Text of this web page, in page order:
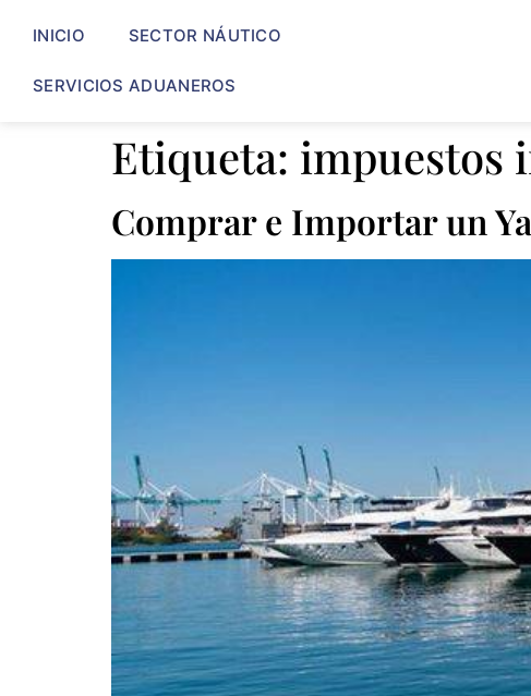
INICIO SECTOR NÁUTICO
SERVICIOS ADUANEROS
Etiqueta: impuestos
Comprar e Importar un